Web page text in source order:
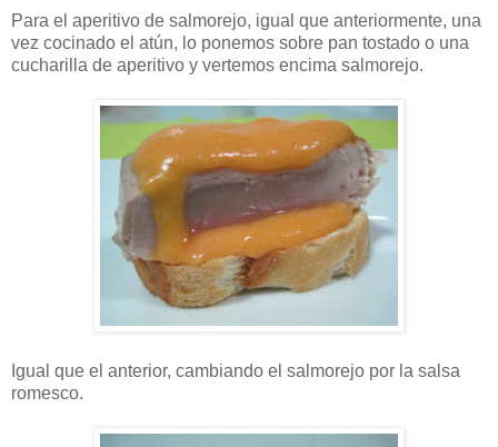
Para el aperitivo de salmorejo, igual que anteriormente, una
vez cocinado el atún, lo ponemos sobre pan tostado o una
cucharilla de aperitivo y vertemos encima salmorejo.
Igual que el anterior, cambiando el salmorejo por la salsa
romesco.